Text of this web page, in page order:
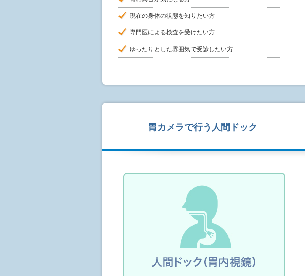
現在の身体の状態を知りたい方
専門医による検査を受けたい方
ゆったりとした雰囲気で受診したい方
胃カメラで行う人間ドック